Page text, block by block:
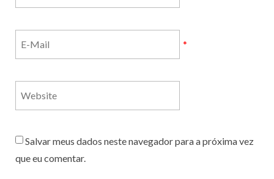
*
Salvar meus dados neste navegador para a próxima vez
que eu comentar.